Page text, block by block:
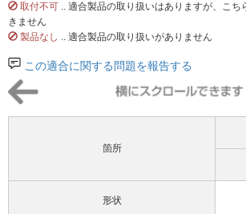
取付不可 .. 適合製品の取り扱いはありますが、こち
きません
製品なし .. 適合製品の取り扱いがありません
この適合に関する問題を報告する
箇所
形状